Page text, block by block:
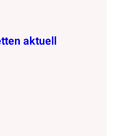
aktuell